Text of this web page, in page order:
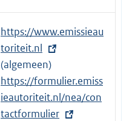
:
E
x
t
e
r
n
https://www.emissieau
toriteit.nl
(algemeen)
E
x
t
https://formulier.emiss
ieautoriteit.nl/nea/con
tactformulier